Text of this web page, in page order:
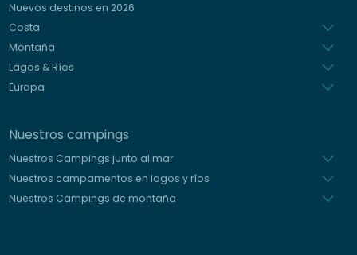
Nuevos destinos en 2026
Costa
Montaña
Lagos & Ríos
Europa
Nuestros campings
Nuestros Campings junto al mar
Nuestros campamentos en lagos y ríos
Nuestros Campings de montaña